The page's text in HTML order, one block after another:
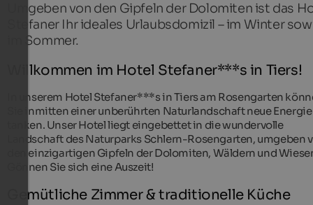
Umgeben von den Gipfeln der Dolomiten ist das
Stefaner Ihr ideales Urlaubsdomizil – im Winter
im Sommer.
Willkommen im Hotel Stefaner***s in Tiers!
In unserem Hotel Stefaner***s in Tiers am Rosengarten
Sie inmitten einer unberührten Naturlandschaft neue Energie
tanken. Unser Hotel liegt eingebettet in die wundervolle
Landschaft des Naturparks Schlern-Rosengarten, umgeben
den einzigartigen Gipfeln der Dolomiten, Wäldern und
Gönnen Sie sich eine Auszeit!
Gemütliche Zimmer & traditionelle Küche